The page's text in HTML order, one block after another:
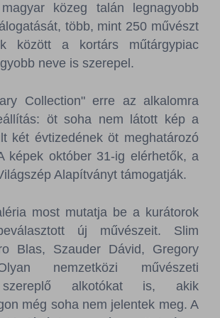
közeg talán legnagyobb
több, mint 250 művészt
között a kortárs műtárgypiac
neve is szerepel.
Collection" erre az alkalomra
öt soha nem látott kép a
két évtizedének öt meghatározó
képek október 31-ig elérhetők, a
Alapítványt támogatják.
most mutatja be a kurátorok
új művészeit. Slim
Blas, Szauder Dávid, Gregory
nemzetközi művészeti
szereplő alkotókat is, akik
még soha nem jelentek meg. A